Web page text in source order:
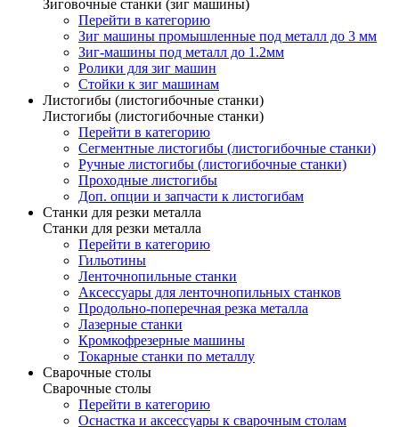
Зиговочные станки (зиг машины)
Перейти в категорию
Зиг машины промышленные под металл до 3 мм
Зиг-машины под металл до 1.2мм
Ролики для зиг машин
Стойки к зиг машинам
Листогибы (листогибочные станки)
Листогибы (листогибочные станки)
Перейти в категорию
Сегментные листогибы (листогибочные станки)
Ручные листогибы (листогибочные станки)
Проходные листогибы
Доп. опции и запчасти к листогибам
Станки для резки металла
Станки для резки металла
Перейти в категорию
Гильотины
Ленточнопильные станки
Аксессуары для ленточнопильных станков
Продольно-поперечная резка металла
Лазерные станки
Кромкофрезерные машины
Токарные станки по металлу
Сварочные столы
Сварочные столы
Перейти в категорию
Оснастка и аксессуары к сварочным столам